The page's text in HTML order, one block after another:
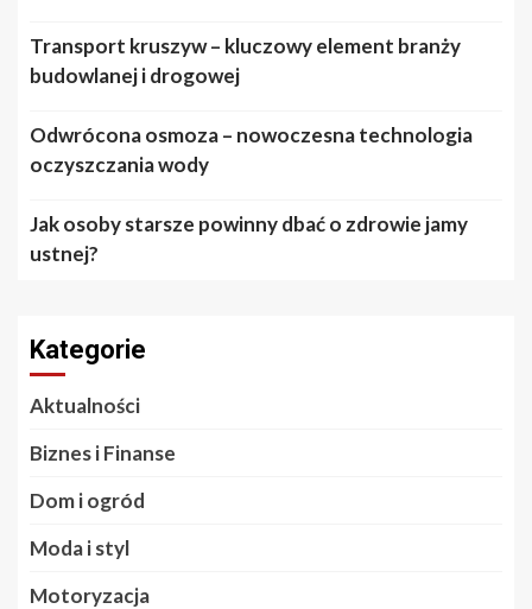
Transport kruszyw – kluczowy element branży
budowlanej i drogowej
Odwrócona osmoza – nowoczesna technologia
oczyszczania wody
Jak osoby starsze powinny dbać o zdrowie jamy
ustnej?
Kategorie
Aktualności
Biznes i Finanse
Dom i ogród
Moda i styl
Motoryzacja